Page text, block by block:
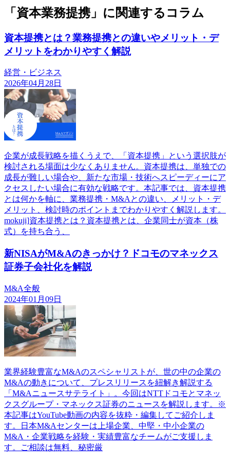
「資本業務提携」に関連するコラム
資本提携とは？業務提携との違いやメリット・デ
メリットをわかりやすく解説
経営・ビジネス
2026年04月28日
企業が成長戦略を描くうえで、「資本提携」という選択肢が
検討される場面は少なくありません。資本提携は、単独での
成長が難しい場合や、新たな市場・技術へスピーディーにア
クセスしたい場合に有効な戦略です。本記事では、資本提携
とは何かを軸に、業務提携・M&Aとの違い、メリット・デ
メリット、検討時のポイントまでわかりやすく解説します。
mokuji]資本提携とは？資本提携とは、企業同士が資本（株
式）を持ち合う、
新NISAがM&Aのきっかけ？ドコモのマネックス
証券子会社化を解説
M&A全般
2024年01月09日
業界経験豊富なM&Aのスペシャリストが、世の中の企業の
M&Aの動きについて、プレスリリースを紐解き解説する
「M&Aニュースサテライト」。今回はNTTドコモとマネッ
クスグループ・マネックス証券のニュースを解説します。※
本記事はYouTube動画の内容を抜粋・編集してご紹介しま
す。日本M&Aセンターは上場企業、中堅・中小企業の
M&A・企業戦略を経験・実績豊富なチームがご支援しま
す。ご相談は無料、秘密厳